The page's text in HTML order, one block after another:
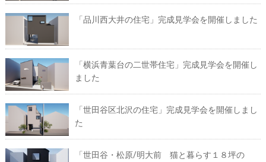
「品川西大井の住宅」完成見学会を開催しました
「横浜青葉台の二世帯住宅」完成見学会を開催し
ました
「世田谷区北沢の住宅」完成見学会を開催しまし
た
「世田谷・松原/明大前 猫と暮らす１８坪の